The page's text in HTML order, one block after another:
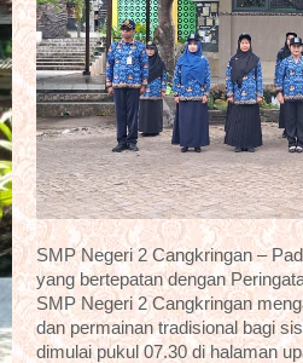
SMP Negeri 2 Cangkringan –
yang bertepatan dengan
SMP Negeri 2 Cangkringan
dan permainan tradisional bagi
dimulai pukul 07.30 di halaman